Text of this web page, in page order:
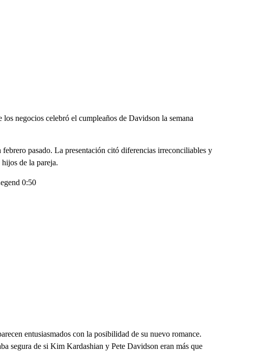
negocios celebró el cumpleaños de Davidson la semana
pasado. La presentación citó diferencias irreconciliables y
de la pareja.
0:50
entusiasmados con la posibilidad de su nuevo romance.
segura de si Kim Kardashian y Pete Davidson eran más que